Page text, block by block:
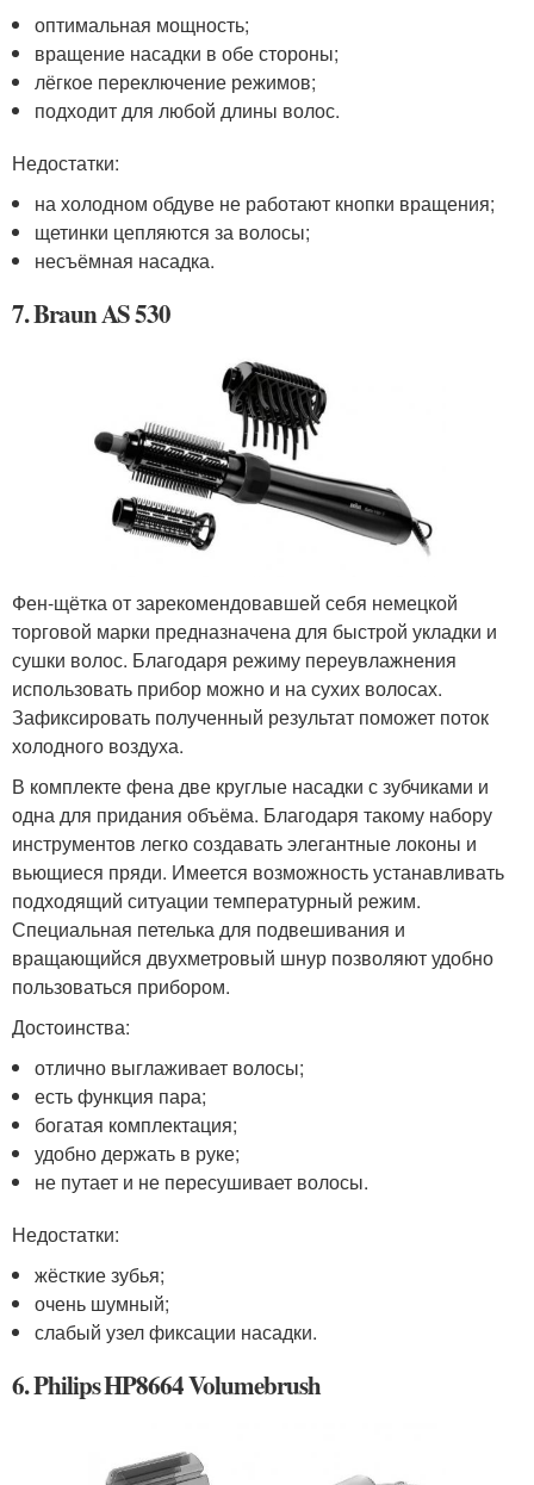
оптимальная мощность;
вращение насадки в обе стороны;
лёгкое переключение режимов;
подходит для любой длины волос.
Недостатки:
на холодном обдуве не работают кнопки вращения;
щетинки цепляются за волосы;
несъёмная насадка.
7. Braun AS 530
Фен-щётка от зарекомендовавшей себя немецкой
торговой марки предназначена для быстрой укладки и
сушки волос. Благодаря режиму переувлажнения
использовать прибор можно и на сухих волосах.
Зафиксировать полученный результат поможет поток
холодного воздуха.
В комплекте фена две круглые насадки с зубчиками и
одна для придания объёма. Благодаря такому набору
инструментов легко создавать элегантные локоны и
вьющиеся пряди. Имеется возможность устанавливать
подходящий ситуации температурный режим.
Специальная петелька для подвешивания и
вращающийся двухметровый шнур позволяют удобно
пользоваться прибором.
Достоинства:
отлично выглаживает волосы;
есть функция пара;
богатая комплектация;
удобно держать в руке;
не путает и не пересушивает волосы.
Недостатки:
жёсткие зубья;
очень шумный;
слабый узел фиксации насадки.
6. Philips HP8664 Volumebrush